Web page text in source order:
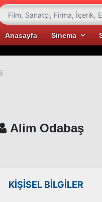
Anasayfa Sinema
Alim Odabaş
KİŞİSEL BİLGİLER